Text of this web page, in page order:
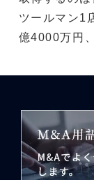
ツールマン1
億4000万円